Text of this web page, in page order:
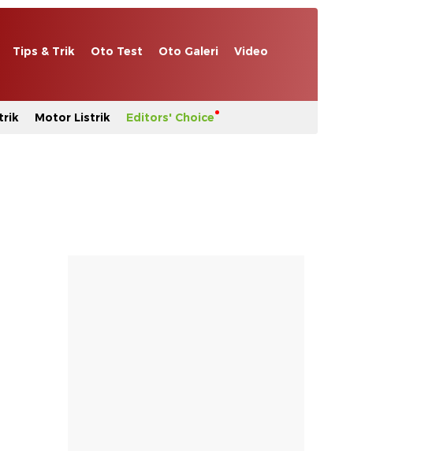
Tips & Trik Oto Test Oto Galeri Video
Motor Listrik Editors' Choice